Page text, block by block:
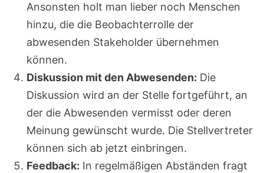
Ansonsten holt man lieber noch Menschen
hinzu, die die Beobachterrolle der
abwesenden Stakeholder übernehmen
können.
Diskussion mit den Abwesenden: Die
Diskussion wird an der Stelle fortgeführt, an
der die Abwesenden vermisst oder deren
Meinung gewünscht wurde. Die Stellvertreter
können sich ab jetzt einbringen.
Feedback: In regelmäßigen Abständen fragt